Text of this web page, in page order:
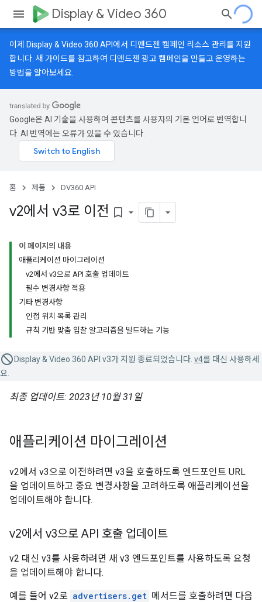
Display & Video 360
이제 Display & Video 360 API에서 디맨드젠 캠페인 리소스 관리를 지원
합니다. 새 가이드를 참고하여 디맨드젠 광고 캠페인을 만들고 운영하는
방법을 알아보세요.
Google은 AI 기술을 사용하여 콘텐츠를 사용자의 기본 언어로 번역합니
다. AI 번역에는 오류가 있을 수 있습니다.
홈 제품 DV360 API
v2에서 v3로 이전 bookmark_border
이 페이지의 내용
애플리케이션 마이그레이션
v2에서 v3으로 API 호출 업데이트
필수 변경사항 적용
기타 변경사항
인접 위치 목록 관리
규칙 기반 맞춤 입찰 알고리즘을 빌드하는 기능
Display & Video 360 API v3가 지원 종료되었습니다. v4를 대신 사용하세
요.
최종 업데이트: 2023년 10월 31일
애플리케이션 마이그레이션
v2에서 v3으로 이전하려면 v3을 호출하도록 엔드포인트 URL
을 업데이트하고 중요 변경사항을 고려하도록 애플리케이션을
업데이트해야 합니다.
v2에서 v3으로 API 호출 업데이트
v2 대신 v3를 사용하려면 새 v3 엔드포인트를 사용하도록 요청
을 업데이트해야 합니다.
예를 들어 v2로 advertisers.get 메서드를 호출하려면 다음